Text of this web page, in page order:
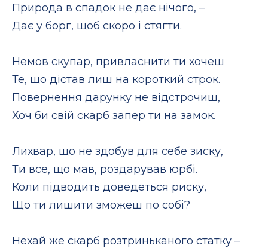
Природа в спадок не дає нічого, –
Дає у борг, щоб скоро і стягти.
Немов скупар, привласнити ти хочеш
Те, що дістав лиш на короткий строк.
Повернення дарунку не відстрочиш,
Хоч би свій скарб запер ти на замок.
Лихвар, що не здобув для себе зиску,
Ти все, що мав, роздарував юрбі.
Коли підводить доведеться риску,
Що ти лишити зможеш по собі?
Нехай же скарб розтриньканого статку –